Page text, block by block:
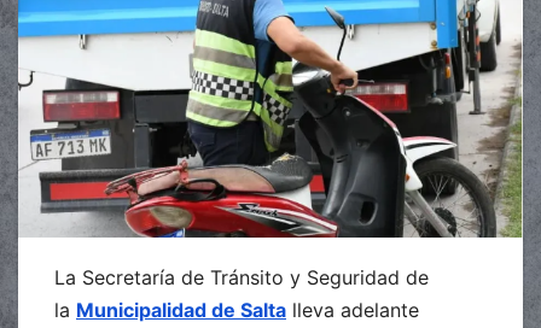
La Secretaría de Tránsito y Seguridad de
la Municipalidad de Salta lleva adelante